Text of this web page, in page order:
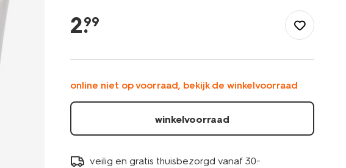
kopjes/koffiekopje-
9602205.html
2.
99
online niet op voorraad, bekijk de winkelvoorraad
winkelvoorraad
veilig en gratis thuisbezorgd vanaf 30.-